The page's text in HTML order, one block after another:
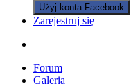
Użyj konta Facebook
Zarejestruj się
Forum
Galeria